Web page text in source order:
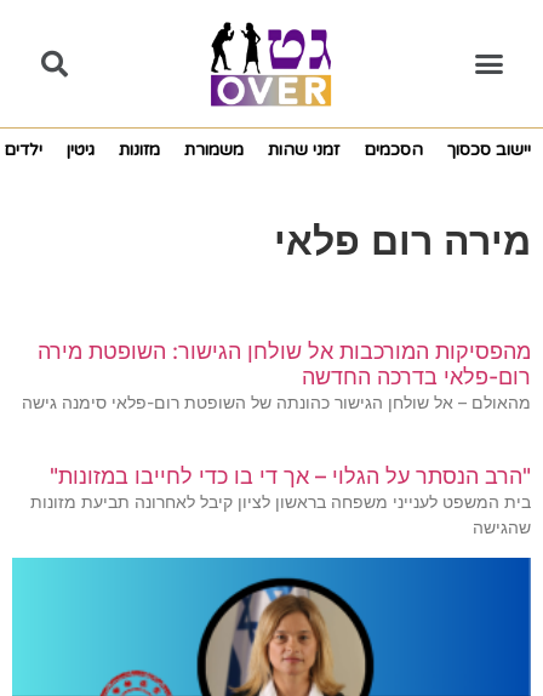
יישוב סכסוך הסכמים זמני שהות משמורת מזונות גיטין ילדים
מירה רום פלאי
מהפסיקות המורכבות אל שולחן הגישור: השופטת מירה
רום-פלאי בדרכה החדשה
מהאולם – אל שולחן הגישור כהונתה של השופטת רום-פלאי סימנה גישה
"הרב הנסתר על הגלוי – אך די בו כדי לחייבו במזונות"
בית המשפט לענייני משפחה בראשון לציון קיבל לאחרונה תביעת מזונות
שהגישה